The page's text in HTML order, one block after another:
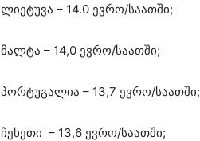
ლიეტუვა – 14.0 ევრო/საათში;
მალტა – 14,0 ევრო/საათში;
პორტუგალია – 13,7 ევრო/საათში;
ჩეხეთი – 13,6 ევრო/საათში;